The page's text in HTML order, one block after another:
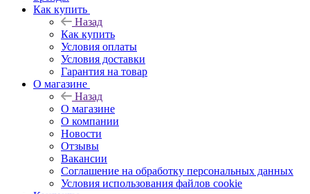
Как купить
Назад
Как купить
Условия оплаты
Условия доставки
Гарантия на товар
О магазине
Назад
О магазине
О компании
Новости
Отзывы
Вакансии
Соглашение на обработку персональных данных
Условия использования файлов cookie